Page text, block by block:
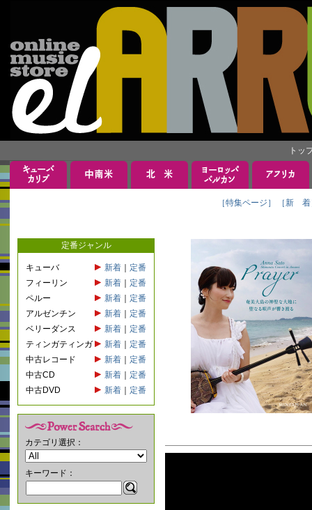
トッ
［特集ページ］ ［新 着
定番ジャンル
キューバ 新着
定番
フィーリン
新着
定番
ペルー
新着
定番
アルゼンチン
新着
定番
ベリーダンス
新着
定番
ティンガティンガ
新着
定番
中古レコード
新着
定番
中古CD
新着
定番
中古DVD
新着 定番
カテゴリ選択：
キーワード：